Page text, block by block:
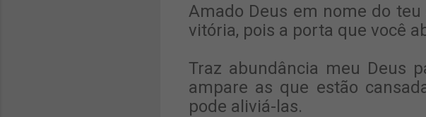
Amado Deus em nome do
vitória, pois a porta que você
Traz abundância meu Deus
ampare as que estão
pode aliviá-las.